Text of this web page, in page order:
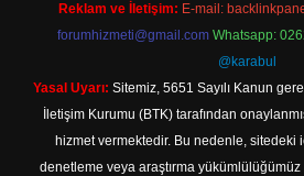
Reklam ve İletişim: E-mail:
forumhizmeti@gmail.com Whatsapp:
@karabul
Yasal Uyarı: Sitemiz, 5651 Sayılı Kanun
İletişim Kurumu (BTK) tarafından
hizmet vermektedir. Bu nedenle, sitedeki
denetleme veya araştırma yükümlülüğümüz